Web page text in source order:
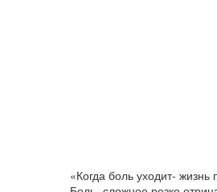
«Когда боль уходит- жизнь